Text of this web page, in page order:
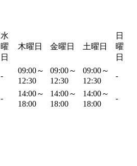
水
曜
日
木曜日 金曜日 土曜日
日
曜
日
-
09:00～
12:30
09:00～
12:30
09:00～
12:30
-
-
14:00～
18:00
14:00～
18:00
14:00～
18:00
-